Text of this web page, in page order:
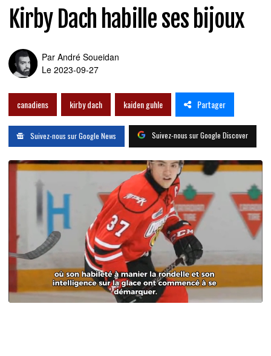
Kirby Dach habille ses bijoux
Par André Soueidan
Le 2023-09-27
canadiens kirby dach kaiden guhle Partager
Suivez-nous sur Google News Suivez-nous sur Google Discover